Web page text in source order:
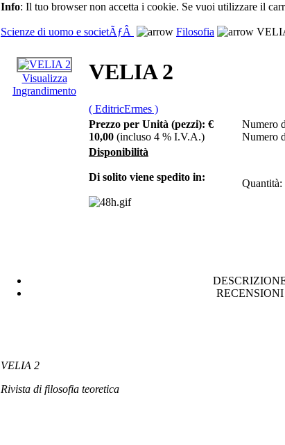
GIORNALI
€ 30,00
€ 11,00
Ripensare Marx:
Filosofia, idealismo,
materialismo
€ 16,00
Info: Il tuo browser non accetta i cookie. Se vuoi utilizzare il
Scienze di uomo e societÃƒÂ Filosofia
Visualizza
Ingrandimento
VELIA 2
( EditricErmes )
Prezzo per Unità (pezzi): €
10,00 (incluso 4 % I.V.A.)
Numero
Numero
Disponibilità
Di solito viene spedito in: Quantità:
RECENSIONI
VELIA 2
Rivista di filosofia teoretica